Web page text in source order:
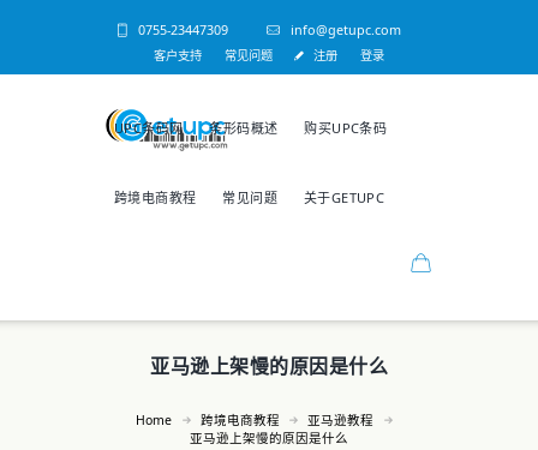
0755-23447309 info@getupc.com
客户支持 常见问题 注册 登录
UPC条码网 条形码概述 购买UPC条码
跨境电商教程 常见问题 关于GETUPC
亚马逊上架慢的原因是什么
Home 跨境电商教程
亚马逊教程
亚马逊上架慢的原因是什么